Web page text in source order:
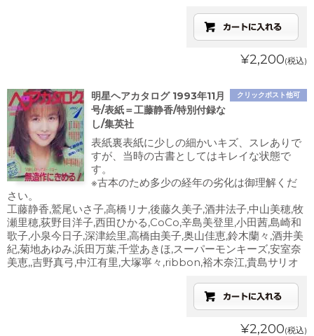
¥2,200(税込)
クリックポスト他可
明星ヘアカタログ 1993年11月
号/表紙＝工藤静香/特別付録な
し/集英社
表紙裏表紙に少しの細かいキズ、スレありで
すが、当時の古書としてはキレイな状態で
す。
※古本のため多少の経年の劣化は御理解くだ
さい。
工藤静香,鷲尾いさ子,高橋リナ,後藤久美子,酒井法子,中山美穂,牧
瀬里穂,荻野目洋子,西田ひかる,CoCo,辛島美登里,小田茜,島崎和
歌子,小泉今日子,深津絵里,高橋由美子,奥山佳恵,鈴木蘭々,酒井美
紀,菊地あゆみ,浜田万葉,千堂あきほ,スーパーモンキーズ,安室奈
美恵,,吉野真弓,中江有里,大塚寧々,ribbon,裕木奈江,貴島サリオ
¥2,200(税込)